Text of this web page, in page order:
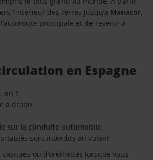
l’intérieur des terres jusqu’à Manacor,
principale et de revenir à
en Espagne
on ?
à droite.
sur la conduite automobile
sont interdits au volant
ou d’oreillettes lorsque vous